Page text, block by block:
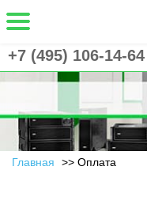
+7 (495) 106-14-64
Главная Оплата